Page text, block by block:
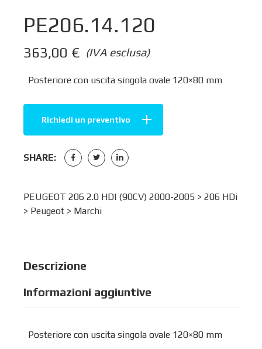
PE206.14.120
(IVA esclusa)
363,00 €
Posteriore con uscita singola ovale 120×80 mm
Richiedi un preventivo
SHARE:
PEUGEOT 206 2.0 HDI (90CV) 2000-2005 > 206 HDi
> Peugeot > Marchi
Descrizione
Informazioni aggiuntive
Posteriore con uscita singola ovale 120×80 mm